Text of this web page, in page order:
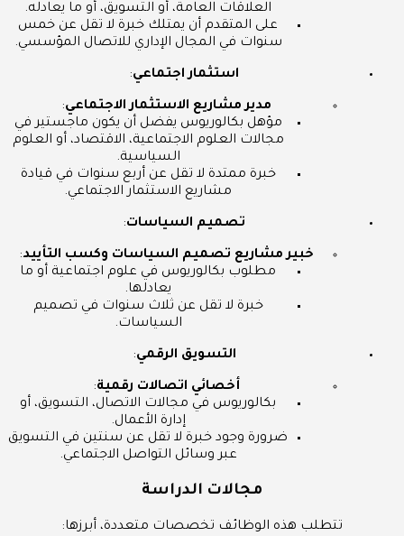
العلاقات العامة، أو التسويق، أو ما يعادله.
على المتقدم أن يمتلك خبرة لا تقل عن خمس
سنوات في المجال الإداري للاتصال المؤسسي.
استثمار اجتماعي:
مدير مشاريع الاستثمار الاجتماعي:
مؤهل بكالوريوس يفضل أن يكون ماجستير في
مجالات العلوم الاجتماعية، الاقتصاد، أو العلوم
السياسية.
خبرة ممتدة لا تقل عن أربع سنوات في قيادة
مشاريع الاستثمار الاجتماعي.
تصميم السياسات:
خبير مشاريع تصميم السياسات وكسب التأييد:
مطلوب بكالوريوس في علوم اجتماعية أو ما
يعادلها.
خبرة لا تقل عن ثلاث سنوات في تصميم
السياسات.
التسويق الرقمي:
أخصائي اتصالات رقمية:
بكالوريوس في مجالات الاتصال، التسويق، أو
إدارة الأعمال.
ضرورة وجود خبرة لا تقل عن سنتين في التسويق
عبر وسائل التواصل الاجتماعي.
مجالات الدراسة
تتطلب هذه الوظائف تخصصات متعددة، أبرزها: